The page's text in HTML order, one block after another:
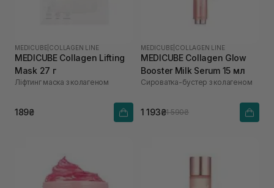
MEDICUBE COLLAGEN LINE
MEDICUBE Collagen Lifting
Mask 27 г
Ліфтинг маска з колагеном
189₴
MEDICUBE COLLAGEN LINE
MEDICUBE Collagen Glow
Booster Milk Serum 15 мл
Сироватка-бустер з колагеном
1 193₴1 590₴